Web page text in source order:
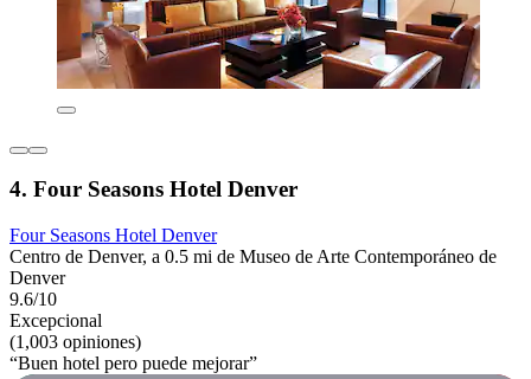
4. Four Seasons Hotel Denver
Four Seasons Hotel Denver
Centro de Denver, a 0.5 mi de Museo de Arte Contemporáneo de
Denver
9.6/10
Excepcional
(1,003 opiniones)
“Buen hotel pero puede mejorar”